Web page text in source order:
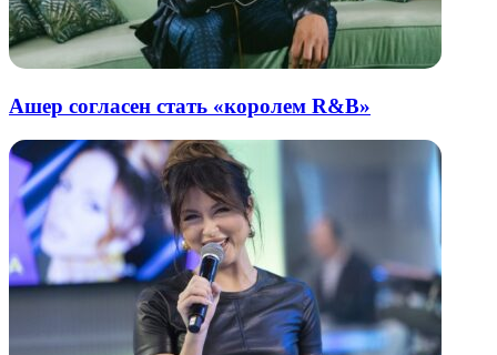
Ашер согласен стать «королем R&B»